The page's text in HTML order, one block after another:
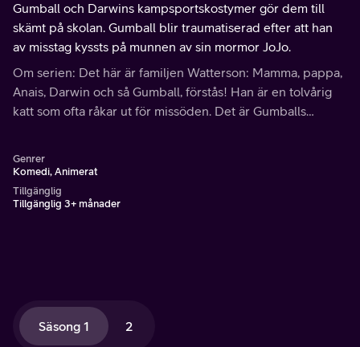
Gumball och Darwins kampsportskostymer gör dem till
skämt på skolan. Gumball blir traumatiserad efter att han
av misstag kyssts på munnen av sin mormor JoJo.
Om serien: Det här är familjen Watterson: Mamma, pappa,
Anais, Darwin och så Gumball, förstås! Han är en tolvårig
katt som ofta råkar ut för missöden. Det är Gumballs
Genrer
Komedi, Animerat
Tillgänglig
Tillgänglig 3+ månader
Säsong 1 2